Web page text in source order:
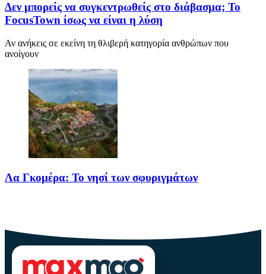
Δεν μπορείς να συγκεντρωθείς στο διάβασμα; Το
FocusTown ίσως να είναι η λύση
Αν ανήκεις σε εκείνη τη θλιβερή κατηγορία ανθρώπων που
ανοίγουν
Λα Γκομέρα: Το νησί των σφυριγμάτων